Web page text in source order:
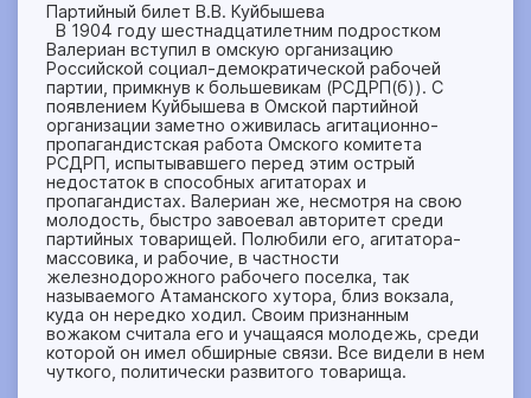
Партийный билет В.В. Куйбышева
В 1904 году шестнадцатилетним подростком
Валериан вступил в омскую организацию
Российской социал-демократической рабочей
партии, примкнув к большевикам (РСДРП(б)). С
появлением Куйбышева в Омской партийной
организации заметно оживилась агитационно-
пропагандистская работа Омского комитета
РСДРП, испытывавшего перед этим острый
недостаток в способных агитаторах и
пропагандистах. Валериан же, несмотря на свою
молодость, быстро завоевал авторитет среди
партийных товарищей. Полюбили его, агитатора-
массовика, и рабочие, в частности
железнодорожного рабочего поселка, так
называемого Атаманского хутора, близ вокзала,
куда он нередко ходил. Своим признанным
вожаком считала его и учащаяся молодежь, среди
которой он имел обширные связи. Все видели в нем
чуткого, политически развитого товарища.